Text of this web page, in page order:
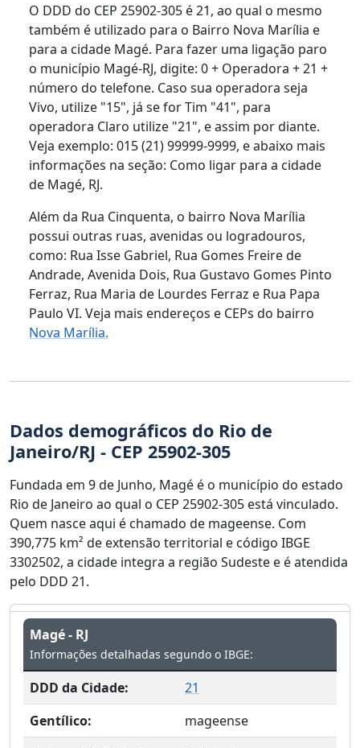
O DDD do CEP 25902-305 é 21, ao qual o mesmo
também é utilizado para o Bairro Nova Marília e
para a cidade Magé. Para fazer uma ligação paro
o município Magé-RJ, digite: 0 + Operadora + 21 +
número do telefone. Caso sua operadora seja
Vivo, utilize "15", já se for Tim "41", para
operadora Claro utilize "21", e assim por diante.
Veja exemplo: 015 (21) 99999-9999, e abaixo mais
informações na seção: Como ligar para a cidade
de Magé, RJ.
Além da Rua Cinquenta, o bairro Nova Marília
possui outras ruas, avenidas ou logradouros,
como: Rua Isse Gabriel, Rua Gomes Freire de
Andrade, Avenida Dois, Rua Gustavo Gomes Pinto
Ferraz, Rua Maria de Lourdes Ferraz e Rua Papa
Paulo VI. Veja mais endereços e CEPs do bairro
Nova Marília.
Dados demográficos do Rio de
Janeiro/RJ - CEP 25902-305
Fundada em 9 de Junho, Magé é o município do estado
Rio de Janeiro ao qual o CEP 25902-305 está vinculado.
Quem nasce aqui é chamado de mageense. Com
390,775 km² de extensão territorial e código IBGE
3302502, a cidade integra a região Sudeste e é atendida
pelo DDD 21.
Magé - RJ
Informações detalhadas segundo o IBGE:
DDD da Cidade:
21
Gentílico:
mageense